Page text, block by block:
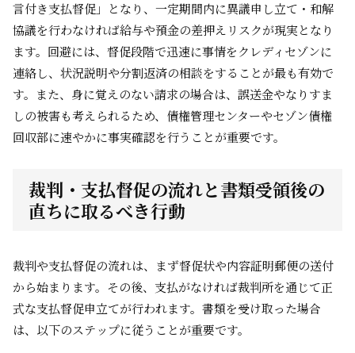
言付き支払督促」となり、一定期間内に異議申し立て・和解
協議を行わなければ給与や預金の差押えリスクが現実となり
ます。回避には、督促段階で迅速に事情をクレディセゾンに
連絡し、状況説明や分割返済の相談をすることが最も有効で
す。また、身に覚えのない請求の場合は、誤送金やなりすま
しの被害も考えられるため、債権管理センターやセゾン債権
回収部に速やかに事実確認を行うことが重要です。
裁判・支払督促の流れと書類受領後の
直ちに取るべき行動
裁判や支払督促の流れは、まず督促状や内容証明郵便の送付
から始まります。その後、支払がなければ裁判所を通じて正
式な支払督促申立てが行われます。書類を受け取った場合
は、以下のステップに従うことが重要です。